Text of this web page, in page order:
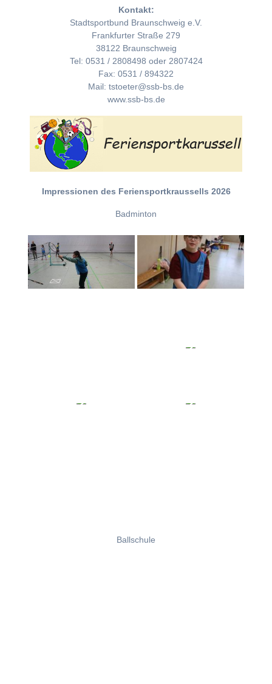
Kontakt:
Stadtsportbund Braunschweig e.V.
Frankfurter Straße 279
38122 Braunschweig
Tel: 0531 / 2808498 oder 2807424
Fax: 0531 / 894322
Mail: tstoeter@ssb-bs.de
www.ssb-bs.de
Impressionen des Feriensportkraussells 2026
Badminton
Ballschule